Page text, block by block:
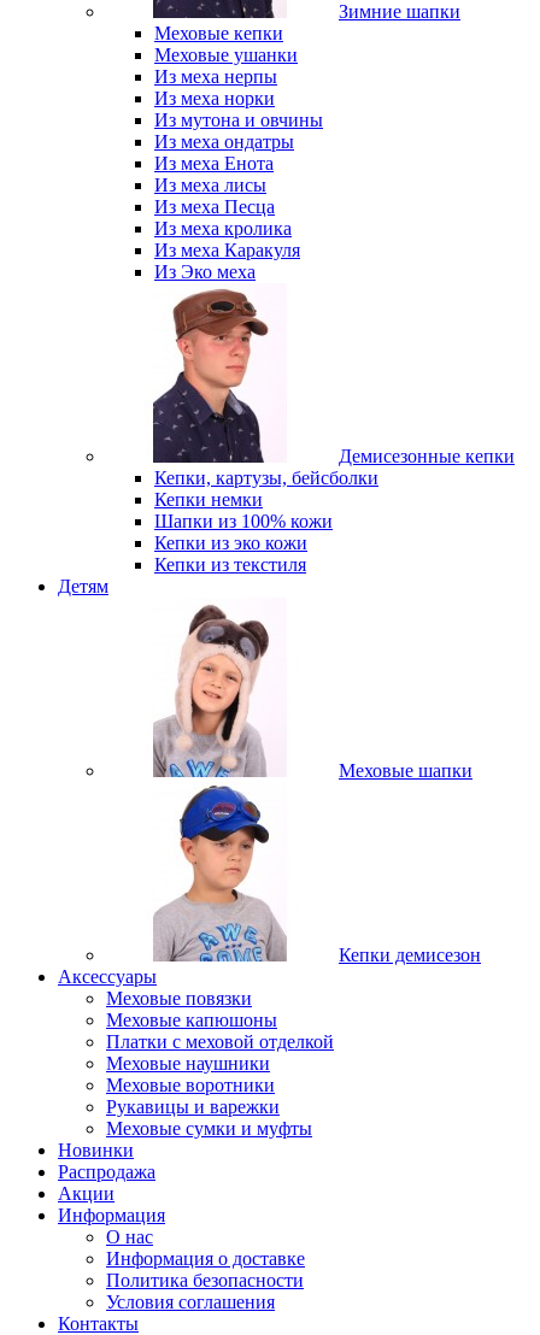
Зимние шапки
Меховые кепки
Меховые ушанки
Из меха нерпы
Из меха норки
Из мутона и овчины
Из меха ондатры
Из меха Енота
Из меха лисы
Из меха Песца
Из меха кролика
Из меха Каракуля
Из Эко меха
Демисезонные кепки
Кепки, картузы, бейсболки
Кепки немки
Шапки из 100% кожи
Кепки из эко кожи
Кепки из текстиля
Детям
Меховые шапки
Кепки демисезон
Аксессуары
Меховые повязки
Меховые капюшоны
Платки с меховой отделкой
Меховые наушники
Меховые воротники
Рукавицы и варежки
Меховые сумки и муфты
Новинки
Распродажа
Акции
Информация
О нас
Информация о доставке
Политика безопасности
Условия соглашения
Контакты